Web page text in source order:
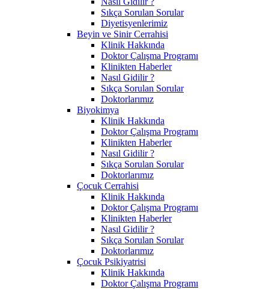
Sıkça Sorulan Sorular
Diyetisyenlerimiz
Beyin ve Sinir Cerrahisi
Klinik Hakkında
Doktor Çalışma Programı
Klinikten Haberler
Nasıl Gidilir ?
Sıkça Sorulan Sorular
Doktorlarımız
Biyokimya
Klinik Hakkında
Doktor Çalışma Programı
Klinikten Haberler
Nasıl Gidilir ?
Sıkça Sorulan Sorular
Doktorlarımız
Çocuk Cerrahisi
Klinik Hakkında
Doktor Çalışma Programı
Klinikten Haberler
Nasıl Gidilir ?
Sıkça Sorulan Sorular
Doktorlarımız
Çocuk Psikiyatrisi
Klinik Hakkında
Doktor Çalışma Programı